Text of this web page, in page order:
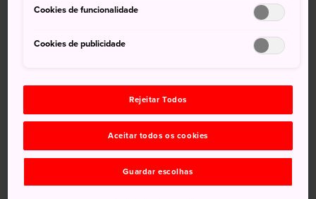
assentamentos, cemitérios e locais de festivais e
Sítios arqueológicos sugeridos por
categoria de interesse
No total, são 17 sítios arqueológicos: seis em Hokkaido,
Se seu interesse for por locais de assentamento, visite o
Sítio Arqueológico Sannai Maruyama
Nesse extenso sítio arqueológico do período Jomon, as
Cookies de funcionalidade
Cookies de publicidade
Rejeitar Todos
Aceitar todos os cookies
Guardar escolhas